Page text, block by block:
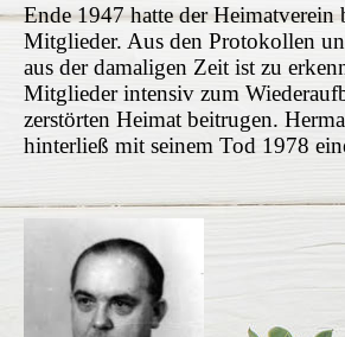
Ende 1947 hatte der Heimatverein
Mitglieder. Aus den Protokollen
aus der damaligen Zeit ist zu
Mitglieder intensiv zum
zerstörten Heimat beitrugen.
hinterließ mit seinem Tod 1978